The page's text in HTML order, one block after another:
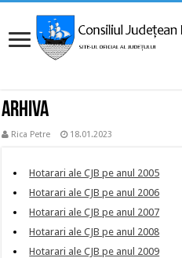
ARHIVA
Rica Petre 18.01.2023
Hotarari ale CJB pe anul 2005
Hotarari ale CJB pe anul 2006
Hotarari ale CJB pe anul 2007
Hotarari ale CJB pe anul 2008
Hotarari ale CJB pe anul 2009